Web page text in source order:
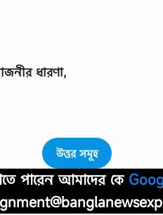
ধারণা,
উত্তর সমূহ
পারেন আমাদের কে